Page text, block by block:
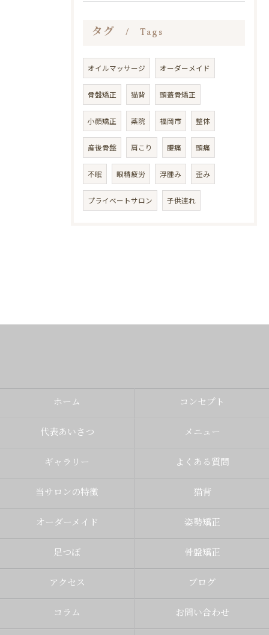
タグ Tags
オイルマッサージ オーダーメイド
骨盤矯正 猫背 頭蓋骨矯正
小顔矯正 薬院 福岡市 整体
産後骨盤 肩こり 腰痛 頭痛
不眠 眼精疲労 浮腫み 歪み
プライベートサロン 子供連れ
ホーム コンセプト
代表あいさつ メニュー
ギャラリー よくある質問
当サロンの特徴 猫背
オーダーメイド 姿勢矯正
足つぼ 骨盤矯正
アクセス ブログ
コラム お問い合わせ